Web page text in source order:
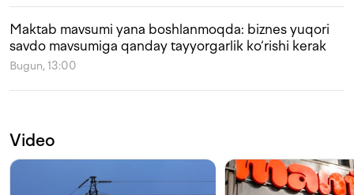
Maktab mavsumi yana boshlanmoqda: biznes yuqori
savdo mavsumiga qanday tayyorgarlik ko‘rishi kerak
Bugun, 13:00
Video